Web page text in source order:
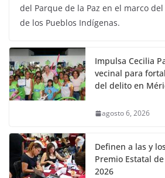
del Parque de la Paz en el marco
de los Pueblos Indígenas.
Impulsa Cecilia
vecinal para
del delito en
agosto 6, 2026
Definen a las y
Premio Estatal
2026